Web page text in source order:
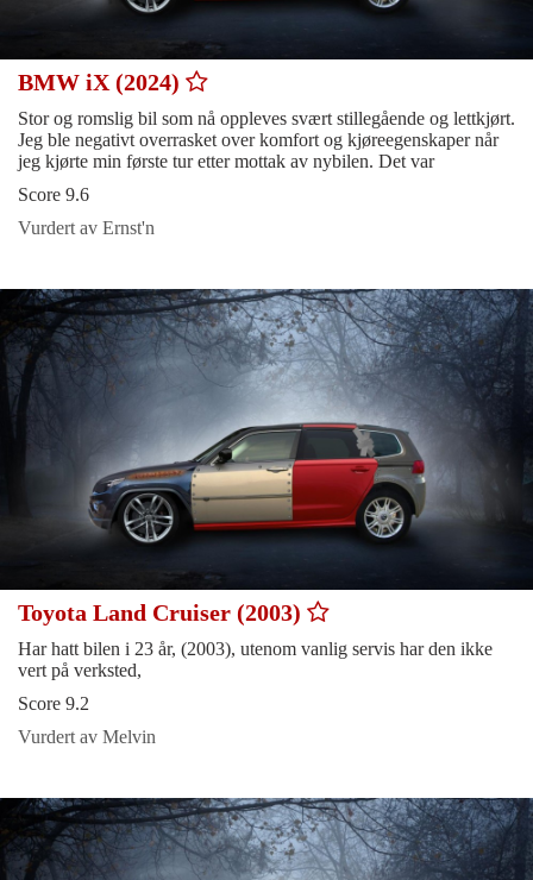
BMW iX (2024)
Stor og romslig bil som nå oppleves svært stillegående og lettkjørt.
Jeg ble negativt overrasket over komfort og kjøreegenskaper når
jeg kjørte min første tur etter mottak av nybilen. Det var
Score 9.6
Vurdert av Ernst'n
Toyota Land Cruiser (2003)
Har hatt bilen i 23 år, (2003), utenom vanlig servis har den ikke
vert på verksted,
Score 9.2
Vurdert av Melvin